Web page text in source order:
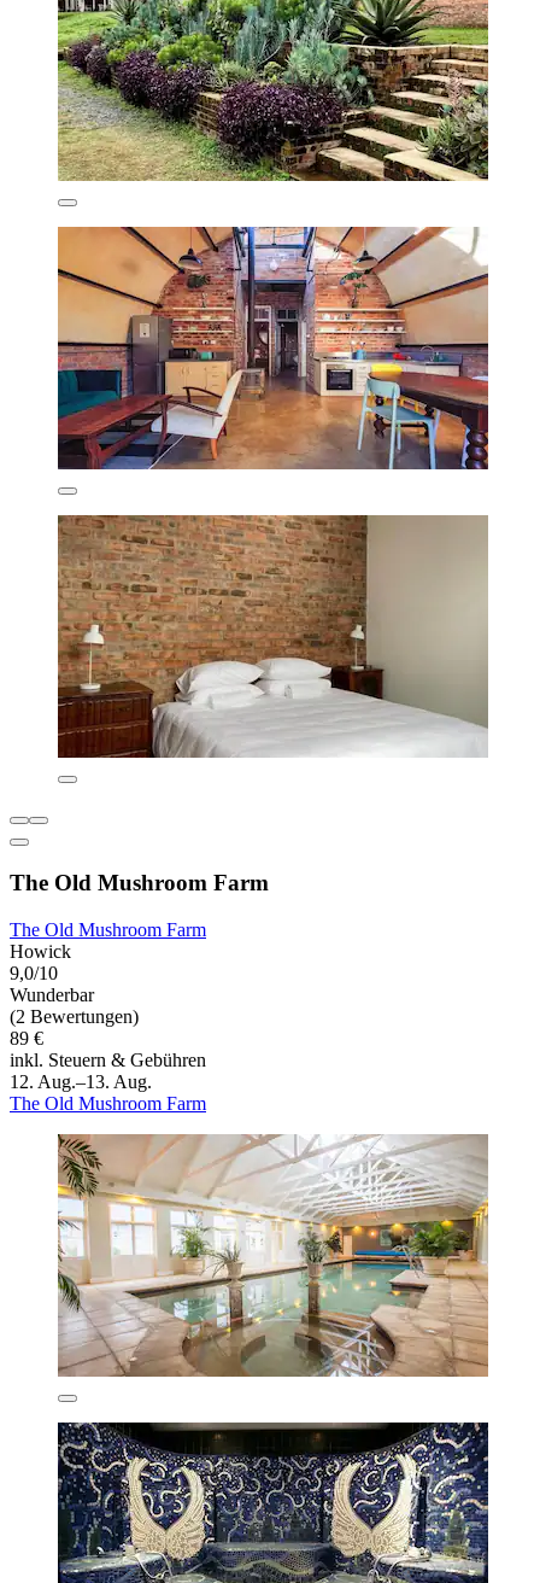
The Old Mushroom Farm
The Old Mushroom Farm
Howick
9,0/10
Wunderbar
(2 Bewertungen)
89 €
inkl. Steuern & Gebühren
12. Aug.–13. Aug.
The Old Mushroom Farm